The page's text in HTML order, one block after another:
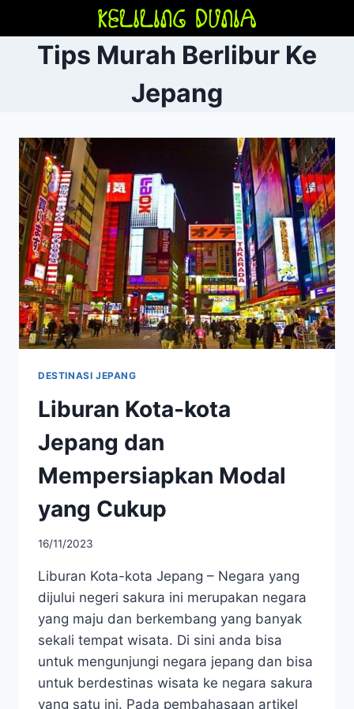
contentTips Murah Berlibur Ke
Jepang
DESTINASI JEPANG
Liburan Kota-kota
Jepang dan
Mempersiapkan Modal
yang Cukup
16/11/2023
Liburan Kota-kota Jepang – Negara yang
dijului negeri sakura ini merupakan negara
yang maju dan berkembang yang banyak
sekali tempat wisata. Di sini anda bisa
untuk mengunjungi negara jepang dan bisa
untuk berdestinas wisata ke negara sakura
yang satu ini. Pada pembahasaan artikel